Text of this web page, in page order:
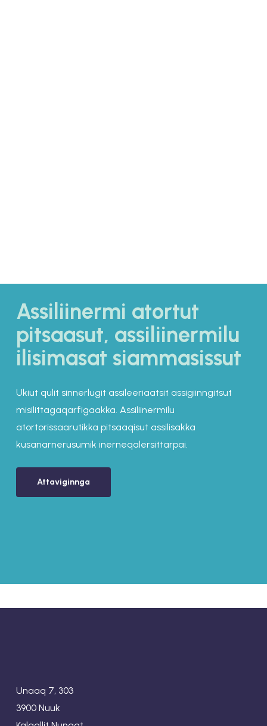
Assiliinermi atortut
pitsaasut, assiliinermilu
ilisimasat siammasissut
Ukiut qulit sinnerlugit assileeriaatsit assigiinngitsut
misilittagaqarfigaakka. Assiliinermilu
atortorissaarutikka pitsaaqisut assilisakka
kusanarnerusumik inerneqalersittarpai.
Attaviginnga
Unaaq 7, 303
3900 Nuuk